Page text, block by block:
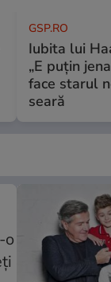
GSP.RO
Iubita lui
„E puțin
face starul
seară